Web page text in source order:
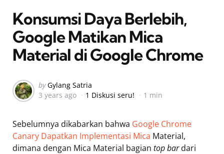
Konsumsi Daya Berlebih,
Google Matikan Mica
Material di Google Chrome
Posted
by
by Gylang Satria
3 years ago
1 Diskusi seru! 1 min
Sebelumnya dikabarkan bahwa Google Chrome
Canary Dapatkan Implementasi Mica Material,
dimana dengan Mica Material bagian top bardari